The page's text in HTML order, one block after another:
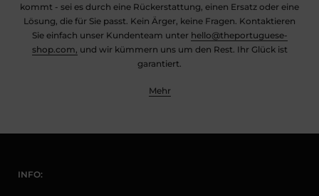
kommt - sei es durch eine Rückerstattung, einen Ersatz oder eine
Lösung, die für Sie passt. Kein Ärger, keine Fragen. Kontaktieren
Sie einfach unser Kundenteam unter hello@theportuguese-
shop.com, und wir kümmern uns um den Rest. Ihr Glück ist
garantiert.
Mehr
INFO: